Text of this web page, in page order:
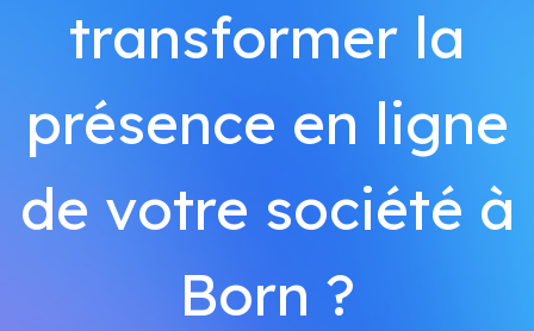
transformer la
présence en ligne
de votre société à
Born ?